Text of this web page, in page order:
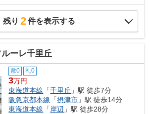
残り 2件を表示する
ルーレ千里丘
敷0 礼0
3万円
東海道本線 「千里丘 」駅 徒歩7分
阪急京都本線 「摂津市 」駅 徒歩14分
東海道本線 「岸辺 」駅 徒歩28分